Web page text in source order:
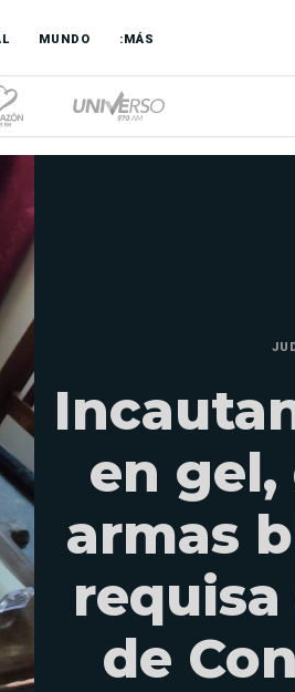
MUNDO :MÁS
en gel,
armas
de